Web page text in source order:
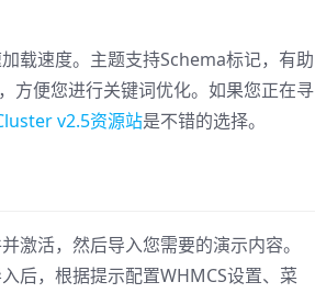
载速度。主题支持Schema标记，有助
方便您进行关键词优化。如果您正在寻
v2.5资源站是不错的选择。
活，然后导入您需要的演示内容。
后，根据提示配置WHMCS设置、菜